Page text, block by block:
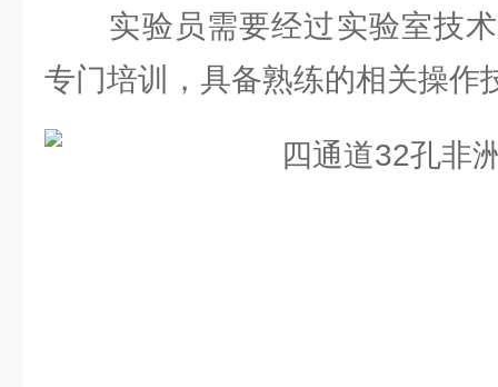
实验员需要经过实验室技术
专门培训，具备熟练的相关操作